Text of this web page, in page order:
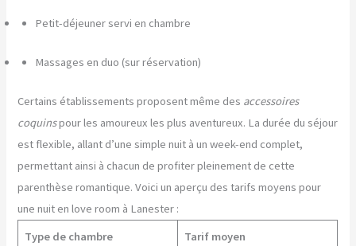
Petit-déjeuner servi en chambre
Massages en duo (sur réservation)
Certains établissements proposent même des accessoires
coquinspour les amoureux les plus aventureux. La durée du séjour
est flexible, allant d’une simple nuit à un week-end complet,
permettant ainsi à chacun de profiter pleinement de cette
parenthèse romantique. Voici un aperçu des tarifs moyens pour
une nuit en love room à Lanester :
Type de chambre
Tarif moyen